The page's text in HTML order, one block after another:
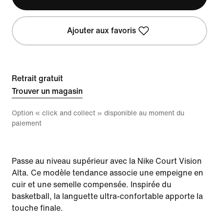
Ajouter aux favoris
Retrait gratuit
Trouver un magasin
Option « click and collect » disponible au moment du
paiement
Passe au niveau supérieur avec la Nike Court Vision
Alta. Ce modèle tendance associe une empeigne en
cuir et une semelle compensée. Inspirée du
basketball, la languette ultra-confortable apporte la
touche finale.